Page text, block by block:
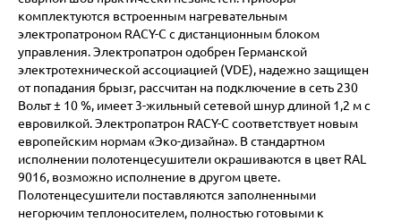
комплектуются встроенным нагревательным
электропатроном RACY-C с дистанционным блоком
управления. Электропатрон одобрен Германской
электротехнической ассоциацией (VDE), надежно защищен
от попадания брызг, рассчитан на подключение в сеть 230
Вольт ± 10 %, имеет 3-жильный сетевой шнур длиной 1,2 м с
евровилкой. Электропатрон RACY-C соответствует новым
европейским нормам «Эко-дизайна». В стандартном
исполнении полотенцесушители окрашиваются в цвет RAL
9016, возможно исполнение в другом цвете.
Полотенцесушители поставляются заполненными
негорючим теплоносителем, полностью готовыми к